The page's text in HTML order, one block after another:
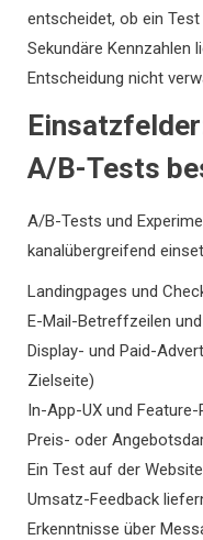
entscheidet, ob ein
Sekundäre Kennzahlen
Entscheidung nicht
A/B-Tests
A/B-Tests und
kanalübergreifend
Landingpages und
E-Mail-Betreffzeilen
Display- und Paid-
Zielseite)
In-App-UX und
Preis- oder
Ein Test auf der
Umsatz-Feedback
Erkenntnisse über